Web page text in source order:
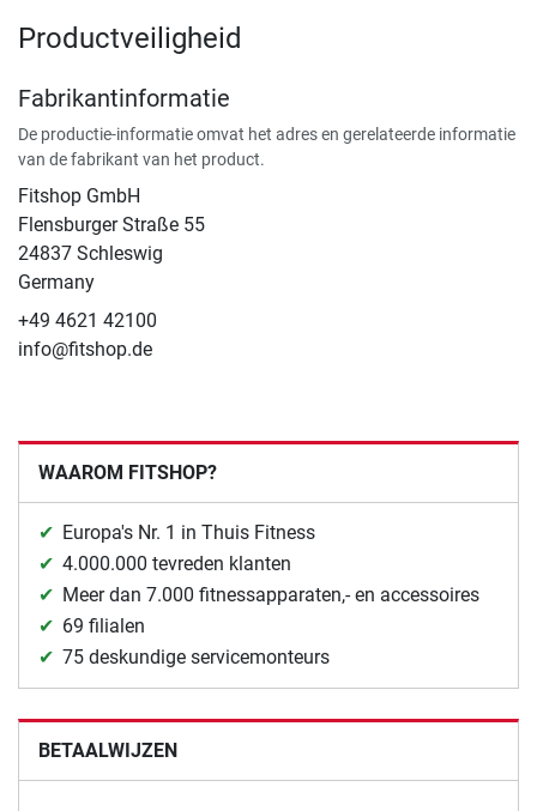
Productveiligheid
Fabrikantinformatie
De productie-informatie omvat het adres en gerelateerde informatie
van de fabrikant van het product.
Fitshop GmbH
Flensburger Straße 55
24837 Schleswig
Germany
+49 4621 42100
info@fitshop.de
WAAROM FITSHOP?
Europa's Nr. 1 in Thuis Fitness
4.000.000 tevreden klanten
Meer dan 7.000 fitnessapparaten,- en accessoires
69 filialen
75 deskundige servicemonteurs
BETAALWIJZEN